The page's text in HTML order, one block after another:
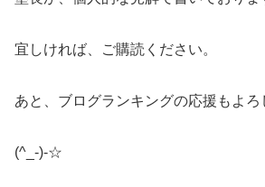
宜しければ、ご購読ください。
あと、ブログランキングの応援もよろ
(^_-)-☆